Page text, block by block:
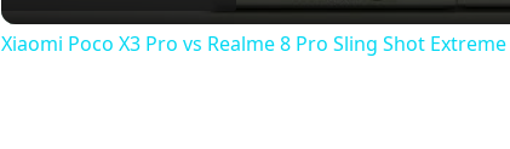
Xiaomi Poco X3 Pro vs Realme 8 Pro Sling Shot